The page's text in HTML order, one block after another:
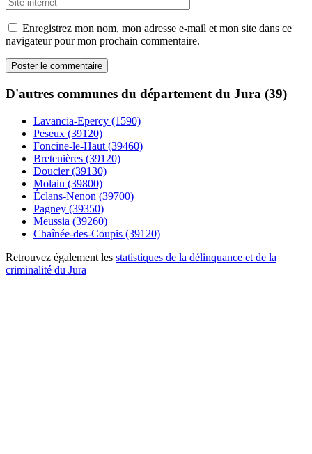
Enregistrez mon nom, mon adresse e-mail et mon site dans ce
navigateur pour mon prochain commentaire.
D'autres communes du département du Jura (39)
Lavancia-Epercy (1590)
Peseux (39120)
Foncine-le-Haut (39460)
Bretenières (39120)
Doucier (39130)
Molain (39800)
Éclans-Nenon (39700)
Pagney (39350)
Meussia (39260)
Chaînée-des-Coupis (39120)
Retrouvez également les statistiques de la délinquance et de la
criminalité du Jura